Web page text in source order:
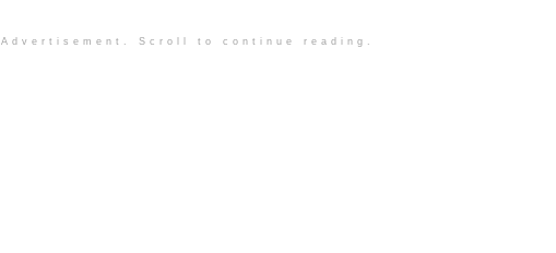
Advertisement. Scroll to continue reading.